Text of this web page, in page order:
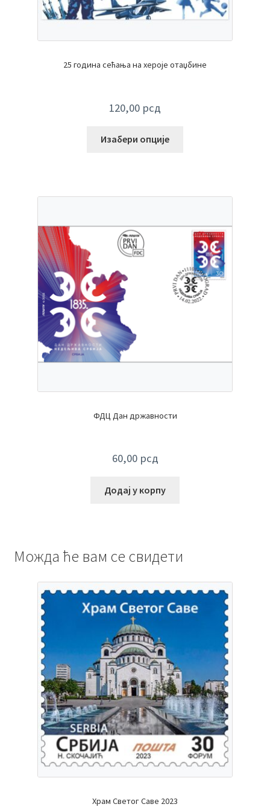
25 година сећања на хероје отаџбине
120,00 рсд
Изабери опције
ФДЦ Дан државности
60,00 рсд
Додај у корпу
Можда ће вам се свидети
Храм Светог Саве 2023